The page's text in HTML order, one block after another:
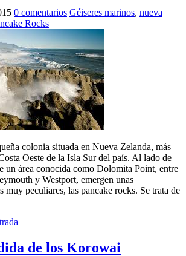
0 comentarios Géiseres marinos, nueva
Rocks
colonia situada en Nueva Zelanda, más
Oeste de la Isla Sur del país. Al lado de
un área conocida como Dolomita Point, entre
y Westport, emergen unas
muy peculiares, las pancake rocks. Se trata de
de los Korowai